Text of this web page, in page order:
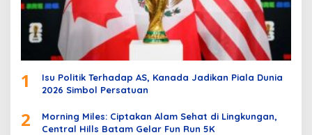
1
Isu Politik Terhadap AS, Kanada Jadikan Piala Dunia
2026 Simbol Persatuan
2
Morning Miles: Ciptakan Alam Sehat di Lingkungan,
Central Hills Batam Gelar Fun Run 5K